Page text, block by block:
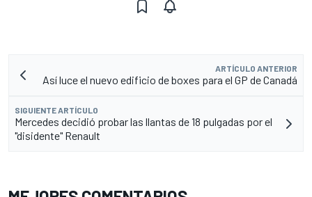
ARTÍCULO ANTERIOR
Así luce el nuevo edificio de boxes para el GP de Canadá
SIGUIENTE ARTÍCULO
Mercedes decidió probar las llantas de 18 pulgadas por el
"disidente" Renault